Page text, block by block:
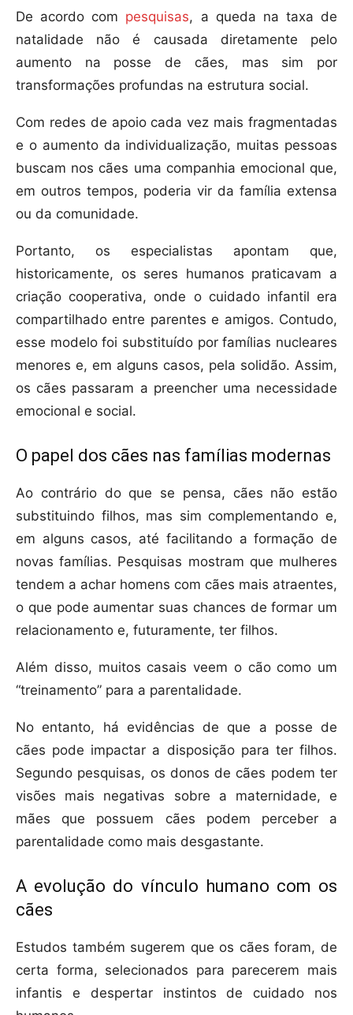
De acordo com pesquisas, a queda na taxa de
natalidade não é causada diretamente pelo
aumento na posse de cães, mas sim por
transformações profundas na estrutura social.
Com redes de apoio cada vez mais fragmentadas
e o aumento da individualização, muitas pessoas
buscam nos cães uma companhia emocional que,
em outros tempos, poderia vir da família extensa
ou da comunidade.
Portanto, os especialistas apontam que,
historicamente, os seres humanos praticavam a
criação cooperativa, onde o cuidado infantil era
compartilhado entre parentes e amigos. Contudo,
esse modelo foi substituído por famílias nucleares
menores e, em alguns casos, pela solidão. Assim,
os cães passaram a preencher uma necessidade
emocional e social.
O papel dos cães nas famílias modernas
Ao contrário do que se pensa, cães não estão
substituindo filhos, mas sim complementando e,
em alguns casos, até facilitando a formação de
novas famílias. Pesquisas mostram que mulheres
tendem a achar homens com cães mais atraentes,
o que pode aumentar suas chances de formar um
relacionamento e, futuramente, ter filhos.
Além disso, muitos casais veem o cão como um
“treinamento” para a parentalidade.
No entanto, há evidências de que a posse de
cães pode impactar a disposição para ter filhos.
Segundo pesquisas, os donos de cães podem ter
visões mais negativas sobre a maternidade, e
mães que possuem cães podem perceber a
parentalidade como mais desgastante.
A evolução do vínculo humano com os
cães
Estudos também sugerem que os cães foram, de
certa forma, selecionados para parecerem mais
infantis e despertar instintos de cuidado nos